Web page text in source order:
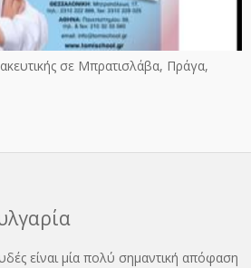
σε Μπρατισλάβα, Πράγα,
είναι μία πολύ σημαντική απόφαση